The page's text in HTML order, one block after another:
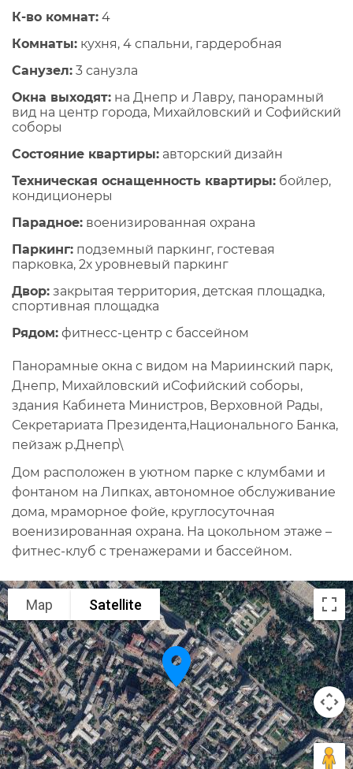
К-во комнат: 4
Комнаты: кухня, 4 спальни, гардеробная
Санузел: 3 санузла
Окна выходят: на Днепр и Лавру, панорамный
вид на центр города, Михайловский и Софийский
соборы
Состояние квартиры: авторский дизайн
Техническая оснащенность квартиры: бойлер,
кондиционеры
Парадное: военизированная охрана
Паркинг: подземный паркинг, гостевая
парковка, 2х уровневый паркинг
Двор: закрытая территория, детская площадка,
спортивная площадка
Рядом: фитнесс-центр с бассейном
Панорамные окна с видом на Мариинский парк,
Днепр, Михайловский иСофийский соборы,
здания Кабинета Министров, Верховной Рады,
Секретариата Президента,Национального Банка,
пейзаж р.Днепр\
Дом расположен в уютном парке с клумбами и
фонтаном на Липках, автономное обслуживание
дома, мраморное фойе, круглосуточная
военизированная охрана. На цокольном этаже –
фитнес-клуб с тренажерами и бассейном.
Map Satellite